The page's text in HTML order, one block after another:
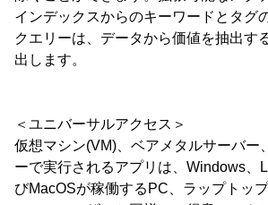
インデックスからのキーワードとタグ
クエリーは、データから価値を抽出す
出します。
＜ユニバーサルアクセス＞
仮想マシン(VM)、ベアメタルサーバー
ーで実行されるアプリは、Windows、
びMacOSが稼働するPC、ラップトッ